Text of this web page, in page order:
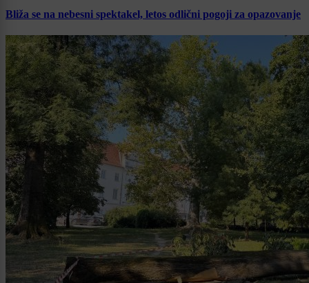
Bliža se na nebesni spektakel, letos odlični pogoji za opazovanje